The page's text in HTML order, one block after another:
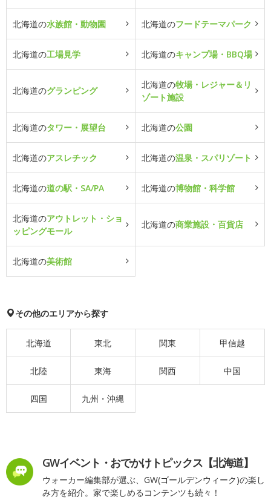
北海道の水族館・動物園 北海道のフードテーマパーク
北海道の工場見学 北海道のキャンプ場・BBQ場
北海道のグランピング
北海道の牧場・レジャー＆リ
ゾート施設
北海道のタワー・展望台 北海道の公園
北海道のアスレチック 北海道の温泉・スパリゾート
北海道の道の駅・SA/PA 北海道の博物館・科学館
北海道のアウトレット・ショ
ッピングモール
北海道の商業施設・百貨店
北海道の美術館
その他のエリアから探す
北海道 東北 関東 甲信越
北陸 東海 関西 中国
四国 九州・沖縄
GWイベント・おでかけトピックス【北海道】
ウォーカー編集部が選ぶ、GW(ゴールデンウィーク)の楽し
み方を紹介。家で楽しめるコンテンツも続々！